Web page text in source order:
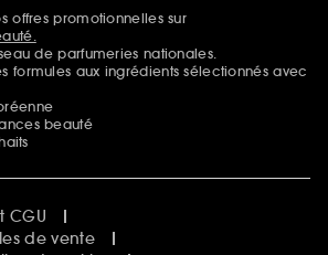
offres promotionnelles sur
de parfumeries nationales.
formules aux ingrédients sélectionnés avec
beauté
CGU
de vente